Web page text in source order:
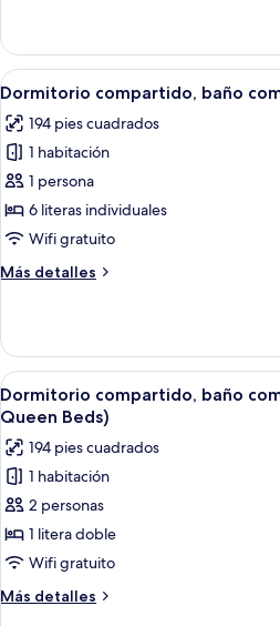
-
Queen
Beds)
compartido,
baño
compartido
Person
Queen
Beds)
Abrir
todas
las
fotos
de
Dormitorio
compartido,
compartido
7
Dormitorio compartido, baño
194 pies cuadrados
1 habitación
1 persona
6 literas individuales
Wifi gratuito
Más detalles
Más
compartido,
baño
compartido
(12
Abrir
todas
las
fotos
de
Dormitorio
compartido,
baño
compartido
(14
8
Dormitorio compartido, baño
Queen Beds)
194 pies cuadrados
1 habitación
2 personas
1 litera doble
Wifi gratuito
Más detalles
Más